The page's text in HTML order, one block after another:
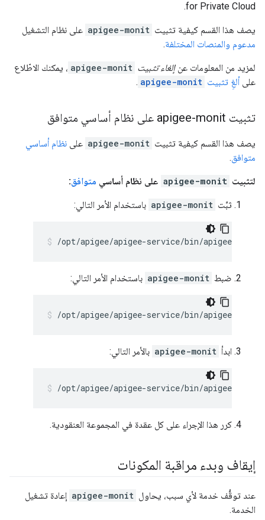
for Private Cloud.
يصف هذا القسم كيفية تثبيت apigee-monit على نظام التشغيل
مدعوم والمنصات المختلفة.
لمزيد من المعلومات عنإلغاء تثبيت apigee-monit ، يمكنك الاطّلاع
علىألغِ تثبيت apigee-monit
.
تثبيت apigee-monit على نظام أساسي متوافق
يصف هذا القسم كيفية تثبيت apigee-monit على نظام أساسي
متوافق.
لتثبيت apigee-monit على نظام أساسي متوافق:
ثبِّت apigee-monit باستخدام الأمر التالي:
/opt/apigee/apigee-service/bin/apigee-
ضبط apigee-monit باستخدام الأمر التالي:
/opt/apigee/apigee-service/bin/apigee-
ابدأ apigee-monit بالأمر التالي:
/opt/apigee/apigee-service/bin/apigee-
كرر هذا الإجراء على كل عقدة في المجموعة العنقودية.
إيقاف وبدء مراقبة المكونات
عند توقُّف خدمة لأي سبب، يحاول apigee-monit إعادة تشغيل
الخدمة.